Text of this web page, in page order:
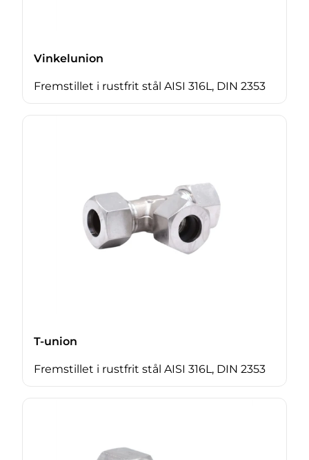
Vinkelunion
Fremstillet i rustfrit stål AISI 316L, DIN 2353
T-union
Fremstillet i rustfrit stål AISI 316L, DIN 2353